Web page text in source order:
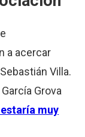
a acercar
Villa.
Grova
muy